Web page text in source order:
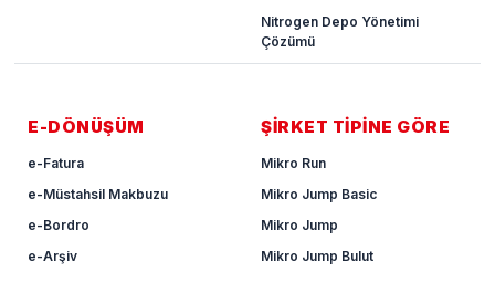
Nitrogen Depo Yönetimi
Çözümü
E-DÖNÜŞÜM
e-Fatura
e-Müstahsil Makbuzu
e-Bordro
e-Arşiv
ŞİRKET TİPİNE GÖRE
Mikro Run
Mikro Jump Basic
Mikro Jump
Mikro Jump Bulut